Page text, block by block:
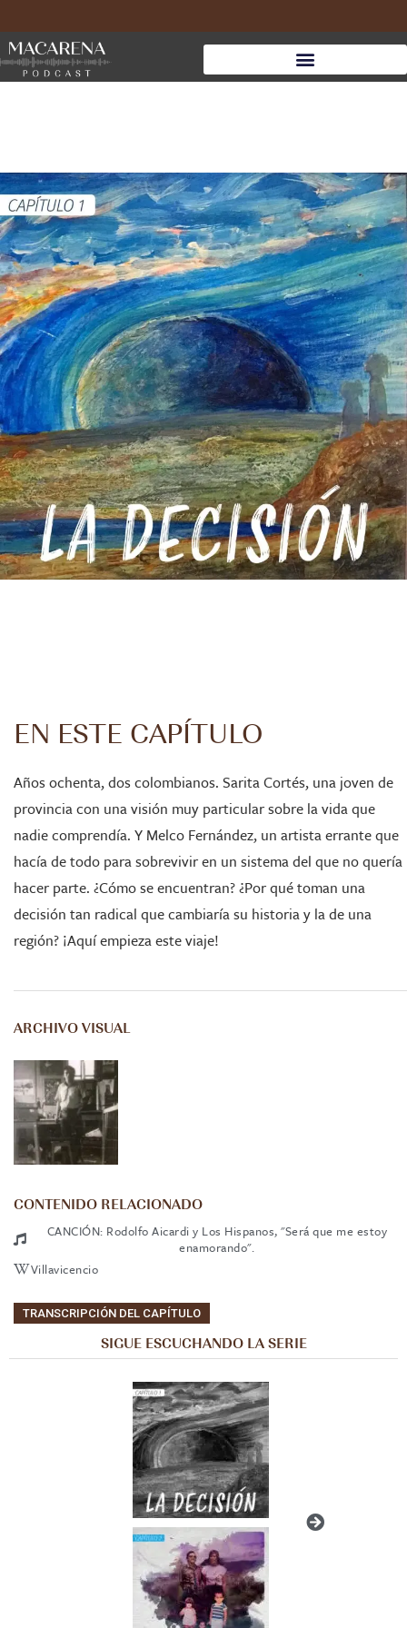
EN ESTE CAPÍTULO
Años ochenta, dos colombianos. Sarita Cortés, una joven de
provincia con una visión muy particular sobre la vida que
nadie comprendía. Y Melco Fernández, un artista errante que
hacía de todo para sobrevivir en un sistema del que no quería
hacer parte. ¿Cómo se encuentran? ¿Por qué toman una
decisión tan radical que cambiaría su historia y la de una
región? ¡Aquí empieza este viaje!
ARCHIVO VISUAL
CONTENIDO RELACIONADO
CANCIÓN: Rodolfo Aicardi y Los Hispanos, "Será que me estoy
enamorando".
Villavicencio
TRANSCRIPCIÓN DEL CAPÍTULO
SIGUE ESCUCHANDO LA SERIE